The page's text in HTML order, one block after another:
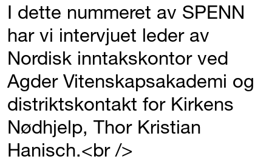
I dette nummeret av SPENN
har vi intervjuet leder av
Nordisk inntakskontor ved
Agder Vitenskapsakademi og
distriktskontakt for Kirkens
Nødhjelp, Thor Kristian
Hanisch.<br />